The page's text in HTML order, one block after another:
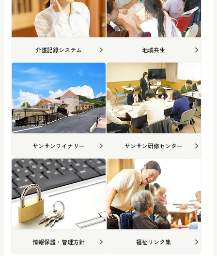
介護記録システム 地域共生
サンサンワイナリー サンサン研修センター
情報保護・管理方針 福祉リンク集